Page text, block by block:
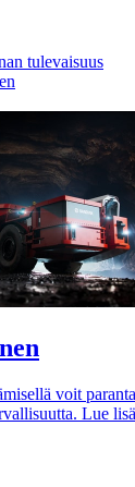
tulevaisuus
voit
Lue